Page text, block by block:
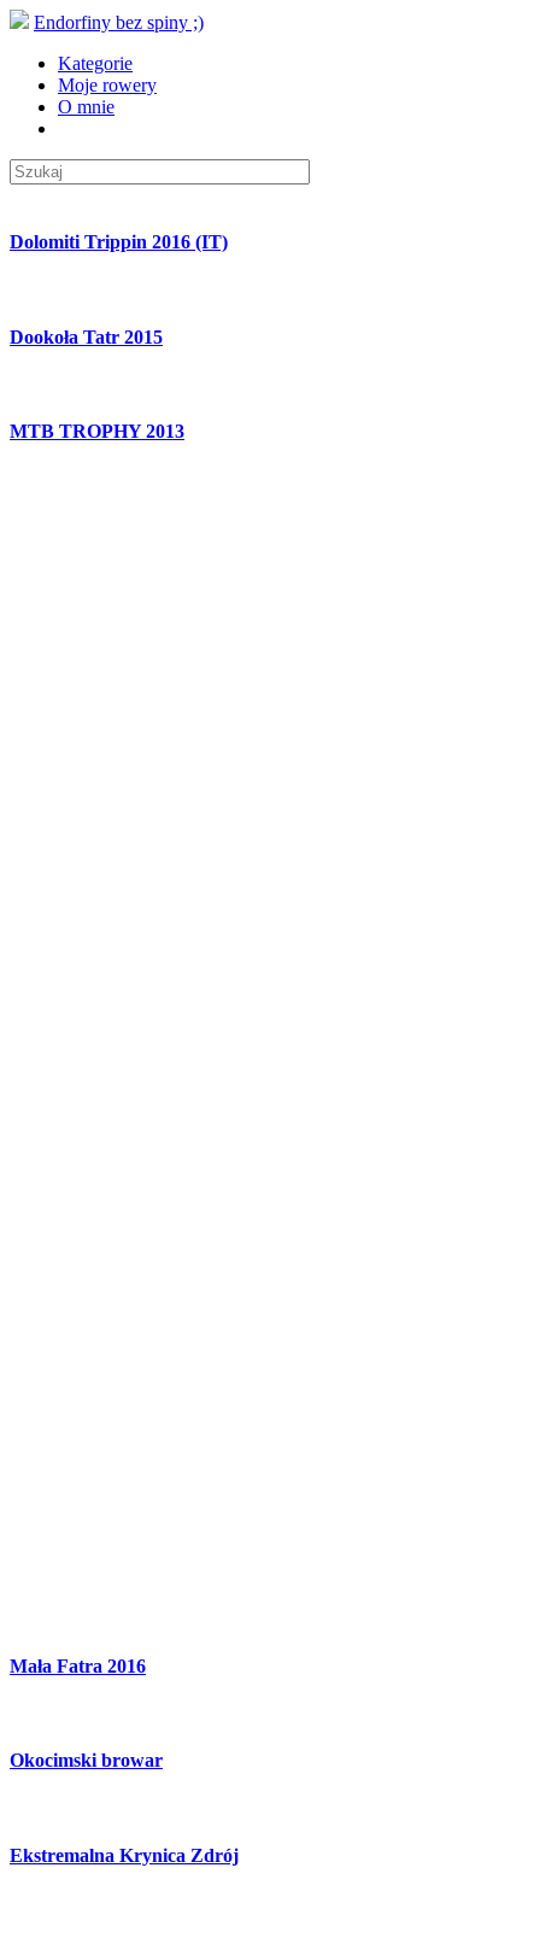
Endorfiny bez spiny ;)
Kategorie
Moje rowery
O mnie
Dolomiti Trippin 2016 (IT)
Dookoła Tatr 2015
MTB TROPHY 2013
Mała Fatra 2016
Okocimski browar
Ekstremalna Krynica Zdrój